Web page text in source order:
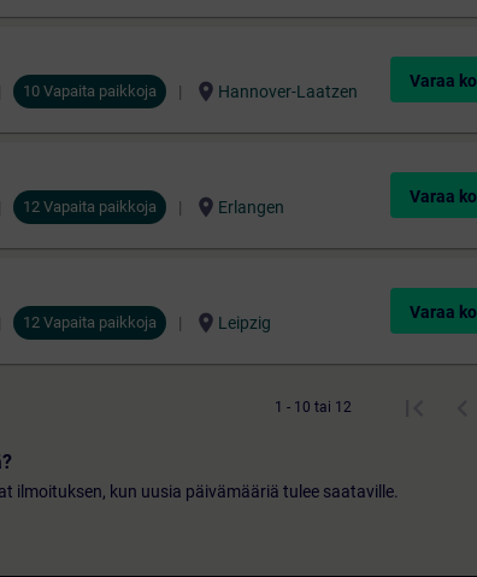
10 Vapaita paikkoja location_on Hannover-Laatzen
Varaa
12 Vapaita paikkoja location_on Erlangen
Varaa
12 Vapaita paikkoja location_on Leipzig
Varaa
1 - 10 tai 12
ilmoituksen, kun uusia päivämääriä tulee saataville.